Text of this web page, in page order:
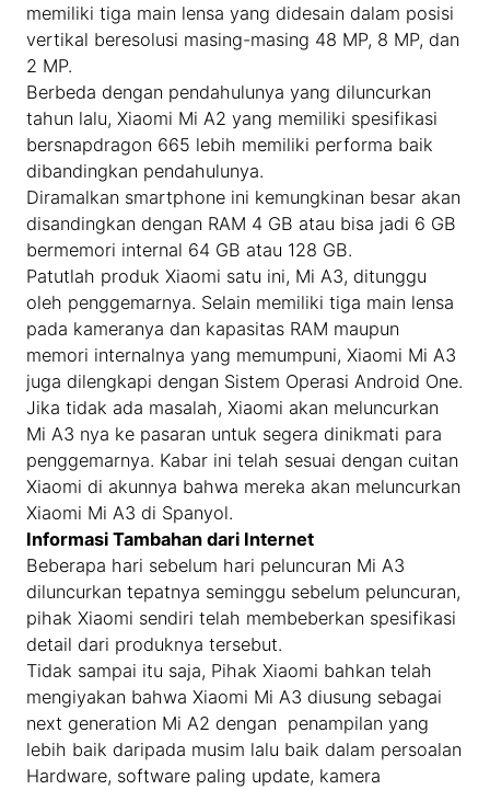
memiliki tiga main lensa yang didesain dalam posisi
vertikal beresolusi masing-masing 48 MP, 8 MP, dan
2 MP.
Berbeda dengan pendahulunya yang diluncurkan
tahun lalu, Xiaomi Mi A2 yang memiliki spesifikasi
bersnapdragon 665 lebih memiliki performa baik
dibandingkan pendahulunya.
Diramalkan smartphone ini kemungkinan besar akan
disandingkan dengan RAM 4 GB atau bisa jadi 6 GB
bermemori internal 64 GB atau 128 GB.
Patutlah produk Xiaomi satu ini, Mi A3, ditunggu
oleh penggemarnya. Selain memiliki tiga main lensa
pada kameranya dan kapasitas RAM maupun
memori internalnya yang memumpuni, Xiaomi Mi A3
juga dilengkapi dengan Sistem Operasi Android One.
Jika tidak ada masalah, Xiaomi akan meluncurkan
Mi A3 nya ke pasaran untuk segera dinikmati para
penggemarnya. Kabar ini telah sesuai dengan cuitan
Xiaomi di akunnya bahwa mereka akan meluncurkan
Xiaomi Mi A3 di Spanyol.
Informasi Tambahan dari Internet
Beberapa hari sebelum hari peluncuran Mi A3
diluncurkan tepatnya seminggu sebelum peluncuran,
pihak Xiaomi sendiri telah membeberkan spesifikasi
detail dari produknya tersebut.
Tidak sampai itu saja, Pihak Xiaomi bahkan telah
mengiyakan bahwa Xiaomi Mi A3 diusung sebagai
next generation Mi A2 dengan penampilan yang
lebih baik daripada musim lalu baik dalam persoalan
Hardware, software paling update, kamera